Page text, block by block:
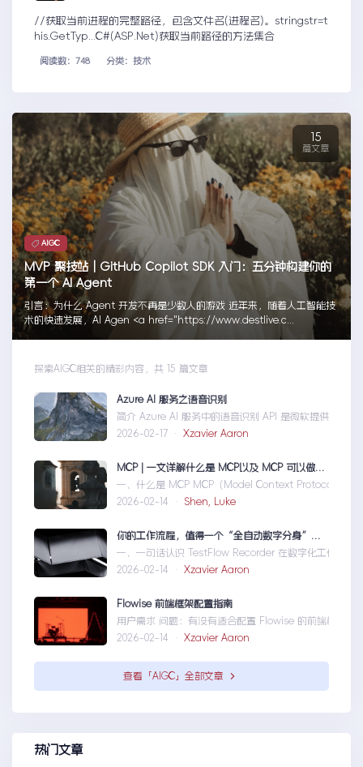
//获取当前进程的完整路径，包含文件名(进程名)。stringstr=t
his.GetTyp...C#(ASP.Net)获取当前路径的方法集合
阅读数：748 分类：技术
AIGC
MVP 聚技站｜GitHub Copilot SDK 入门：五分钟构建你的
第一个 AI Agent
引言：为什么 Agent 开发不再是少数人的游戏 近年来，随着人工智能技
术的快速发展，AI Agen <a href="https://www.destlive.c...
15
篇文章
探索AIGC相关的精彩内容，共 15 篇文章
Azure AI 服务之语音识别
简介 Azure AI 服务中的语音识别 API 是微软提供的一
2026-02-17 · Xzavier Aaron
MCP | 一文详解什么是 MCP以及 MCP 可以做什么
一、什么是 MCP MCP（Model Context Protocol）是
2026-02-14 · Shen, Luke
你的工作流程，值得一个“全自动数字分身”：录制、截图、成文，一气呵成
一、一句话认识 TestFlow Recorder 在数字化工作环境
2026-02-14 · Xzavier Aaron
Flowise 前端框架配置指南
用户需求 问题：有没有适合配置 Flowise 的前端框架
2026-02-14 · Xzavier Aaron
查看「AIGC」全部文章
热门文章